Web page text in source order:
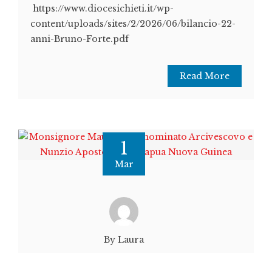
https://www.diocesichieti.it/wp-
content/uploads/sites/2/2026/06/bilancio-22-
anni-Bruno-Forte.pdf
Read More
1
Mar
By Laura